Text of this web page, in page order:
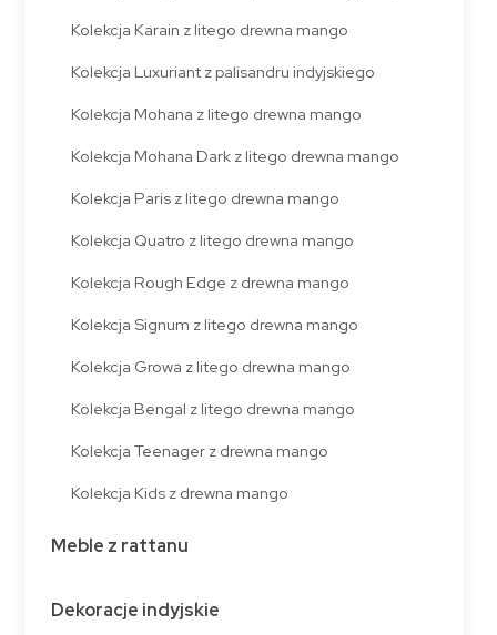
Kolekcja Karain z litego drewna mango
Kolekcja Luxuriant z palisandru indyjskiego
Kolekcja Mohana z litego drewna mango
Kolekcja Mohana Dark z litego drewna mango
Kolekcja Paris z litego drewna mango
Kolekcja Quatro z litego drewna mango
Kolekcja Rough Edge z drewna mango
Kolekcja Signum z litego drewna mango
Kolekcja Growa z litego drewna mango
Kolekcja Bengal z litego drewna mango
Kolekcja Teenager z drewna mango
Kolekcja Kids z drewna mango
Meble z rattanu
Dekoracje indyjskie